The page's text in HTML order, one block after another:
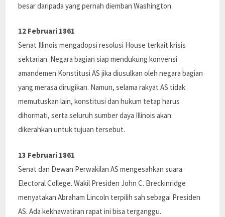
besar daripada yang pernah diemban Washington.
12 Februari 1861
Senat Illinois mengadopsi resolusi House terkait krisis
sektarian. Negara bagian siap mendukung konvensi
amandemen Konstitusi AS jika diusulkan oleh negara bagian
yang merasa dirugikan. Namun, selama rakyat AS tidak
memutuskan lain, konstitusi dan hukum tetap harus
dihormati, serta seluruh sumber daya Illinois akan
dikerahkan untuk tujuan tersebut.
13 Februari 1861
Senat dan Dewan Perwakilan AS mengesahkan suara
Electoral College. Wakil Presiden John C. Breckinridge
menyatakan Abraham Lincoln terpilih sah sebagai Presiden
AS. Ada kekhawatiran rapat ini bisa terganggu.